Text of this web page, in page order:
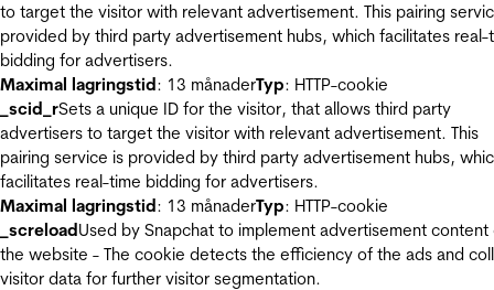
to target the visitor with relevant advertisement. This pairing
provided by third party advertisement hubs, which facilitates real-
bidding for advertisers.
Maximal lagringstid: 13 månaderTyp: HTTP-cookie
_scid_rSets a unique ID for the visitor, that allows third party
advertisers to target the visitor with relevant advertisement. This
pairing service is provided by third party advertisement hubs,
facilitates real-time bidding for advertisers.
Maximal lagringstid: 13 månaderTyp: HTTP-cookie
_screloadUsed by Snapchat to implement advertisement content
the website - The cookie detects the efficiency of the ads and
visitor data for further visitor segmentation.